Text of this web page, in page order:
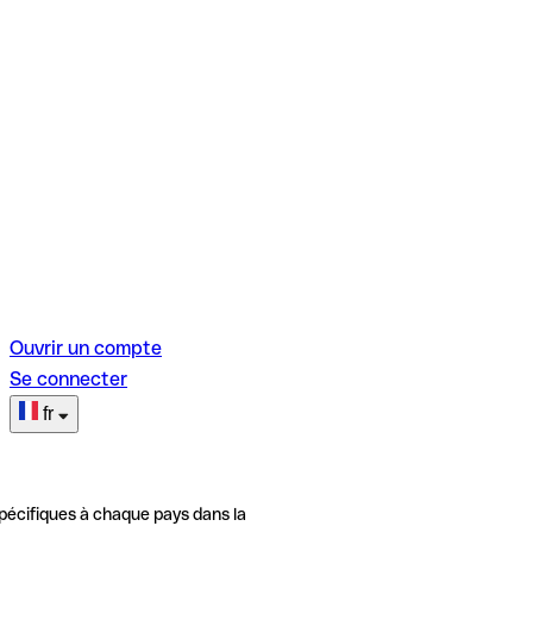
Ouvrir un compte
Se connecter
fr
à chaque pays dans la